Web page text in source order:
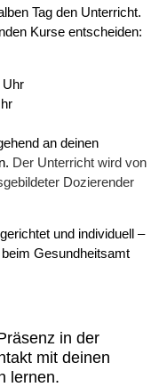
Tag den Unterricht.
Kurse entscheiden:
Uhr
an deinen
Der Unterricht wird von
Dozierender
und individuell –
Gesundheitsamt
in der
mit deinen
lernen.